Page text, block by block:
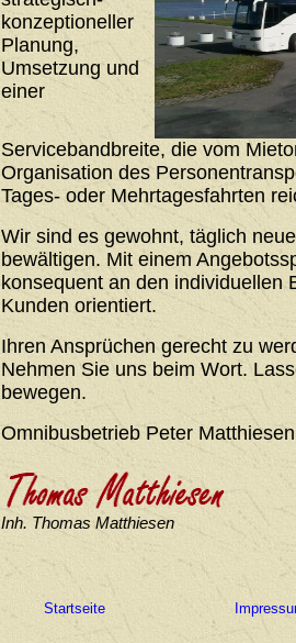
konzeptioneller
Planung,
Umsetzung und
einer
Servicebandbreite, die vom
Organisation des
Tages- oder Mehrtagesfahrten
Wir sind es gewohnt, täglich
bewältigen. Mit einem
konsequent an den individuellen
Kunden orientiert.
Ihren Ansprüchen gerecht zu
Nehmen Sie uns beim Wort.
bewegen.
Omnibusbetrieb Peter Matthiesen
Inh. Thomas Matthiesen
Startseite